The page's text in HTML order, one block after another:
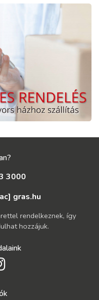
3000
gras.hu
rendelkeznek, így
hozzájuk.